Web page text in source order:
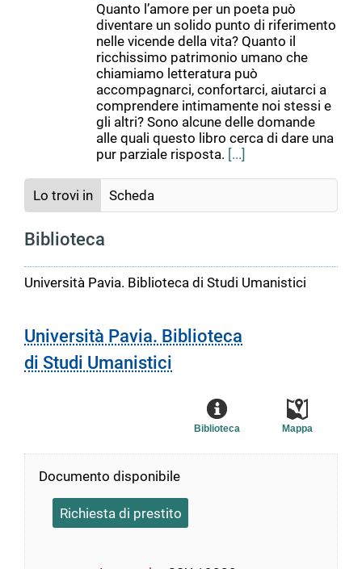
Quanto l’amore per un poeta può
diventare un solido punto di riferimento
nelle vicende della vita? Quanto il
ricchissimo patrimonio umano che
chiamiamo letteratura può
accompagnarci, confortarci, aiutarci a
comprendere intimamente noi stessi e
gli altri? Sono alcune delle domande
alle quali questo libro cerca di dare una
pur parziale risposta. [...]
Lo trovi in Scheda
Biblioteca
Università Pavia. Biblioteca di Studi Umanistici
Università Pavia. Biblioteca
di Studi Umanistici
Mappa
Biblioteca
Documento disponibile
Richiesta di prestito